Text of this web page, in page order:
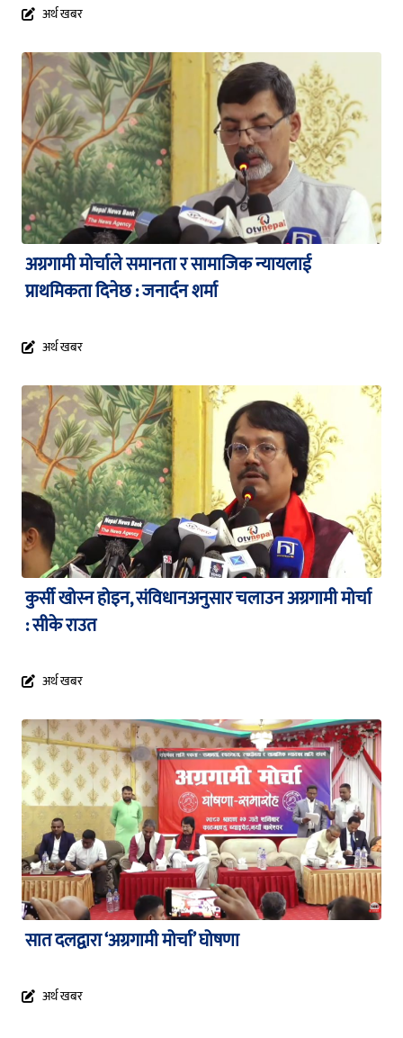
अर्थ खबर
अग्रगामी मोर्चाले समानता र सामाजिक न्यायलाई
प्राथमिकता दिनेछ : जनार्दन शर्मा
अर्थ खबर
कुर्सी खोस्न होइन, संविधानअनुसार चलाउन अग्रगामी मोर्चा
: सीके राउत
अर्थ खबर
सात दलद्वारा ‘अग्रगामी मोर्चा’ घोषणा
अर्थ खबर